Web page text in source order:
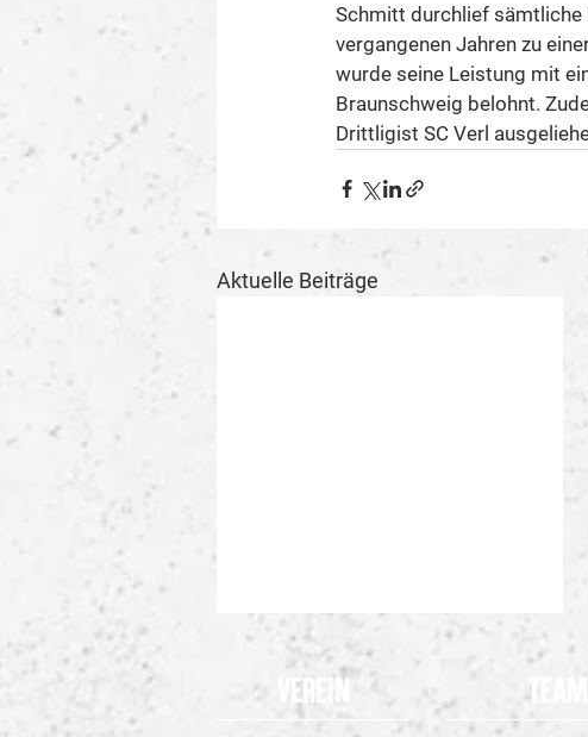
Schmitt durchlief sämtliche
vergangenen Jahren zu
wurde seine Leistung mit
Braunschweig belohnt.
Drittligist SC Verl
Aktuelle Beiträge
Verein Teams